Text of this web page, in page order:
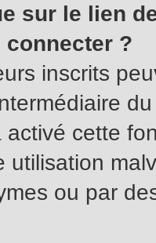
sur le lien
connecter ?
inscrits
activé cette
utilisation
ou par